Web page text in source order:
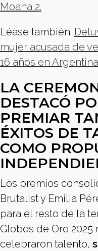
Moana 2.
Léase también:
mujer acusada de
16 años en Argentina
LA
DESTACÓ
PREMIAR
ÉXITOS DE
COMO
Los premios
Brutalist y Emilia
para el resto de la
Globos de Oro 2025
celebraron talento,